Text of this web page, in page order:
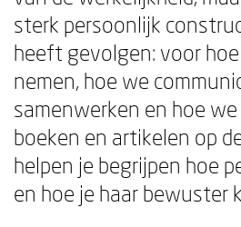
sterk persoonlijk
heeft gevolgen: voor
nemen, hoe we
samenwerken en hoe
boeken en artikelen op
helpen je begrijpen hoe
en hoe je haar bewuster